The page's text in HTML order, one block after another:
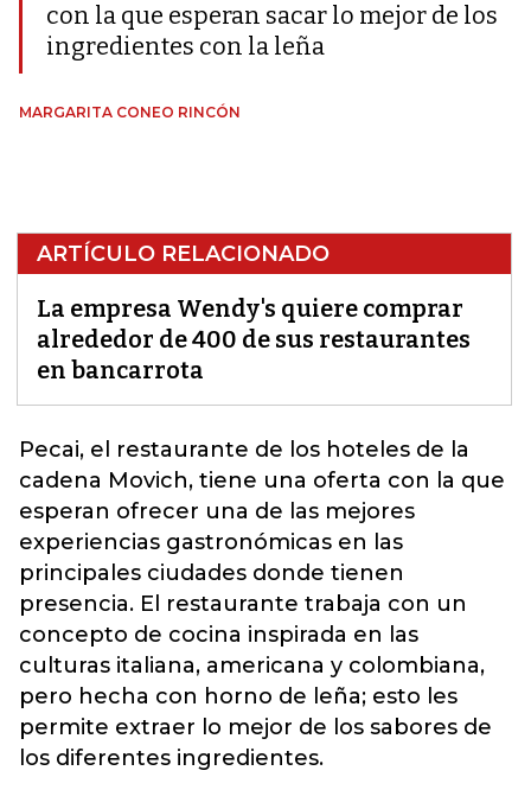
con la que esperan sacar lo mejor de los
ingredientes con la leña
MARGARITA CONEO RINCÓN
ARTÍCULO RELACIONADO
La empresa Wendy's quiere comprar
alrededor de 400 de sus restaurantes
en bancarrota
Pecai, el restaurante de los hoteles de la
cadena Movich, tiene una oferta con la que
esperan ofrecer una de las mejores
experiencias gastronómicas en las
principales ciudades donde tienen
presencia. El restaurante trabaja con un
concepto de cocina inspirada en las
culturas italiana, americana y colombiana,
pero hecha con horno de leña; esto les
permite extraer lo mejor de los sabores de
los diferentes ingredientes.